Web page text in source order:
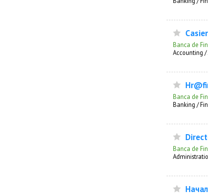
Banca de
Accounting /
Banca de
Banking /
Banca de